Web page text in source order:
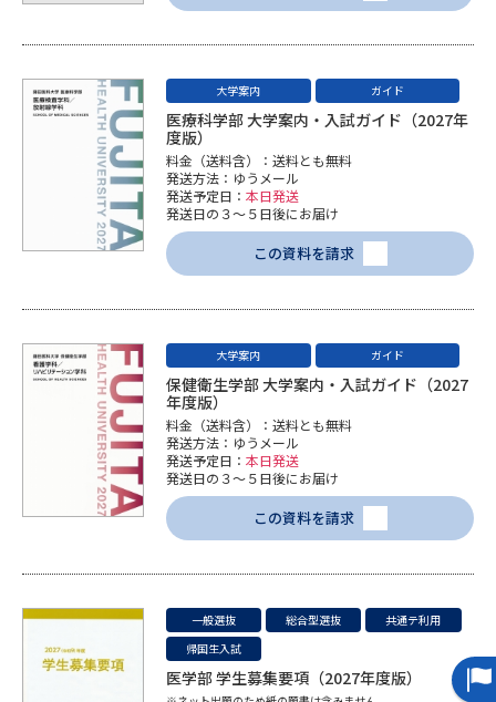
高等学校（情報）教員資格認定
大学研究
大学で学べる内容や特徴を調べる
国際・グローバルに強い大学特
データサイエンス特集 奨学金・特待生制度特集
デジタルパンフレット
新学年スタート号特集ページ
新学年スタート号特集ページ
（高2生用）
SELFBRAND特集ページ
オープンキャンパス検索
大学案内 ガイド
医療科学部 大学案内・入試ガイド（2027年
度版）
料金（送料含）：送料とも無料
発送方法：ゆうメール
発送予定日： 本日発送
発送日の３～５日後にお届け
この資料を請求
大学案内 ガイド
保健衛生学部 大学案内・入試ガイド（2027
年度版）
料金（送料含）：送料とも無料
発送方法：ゆうメール
発送予定日： 本日発送
発送日の３～５日後にお届け
この資料を請求
一般選抜 総合型選抜
共通テ利用
帰国生入試
医学部 学生募集要項（2027年度版）